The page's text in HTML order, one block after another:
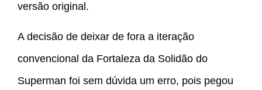
versão original.
A decisão de deixar de fora a iteração
convencional da Fortaleza da Solidão do
Superman foi sem dúvida um erro, pois pegou